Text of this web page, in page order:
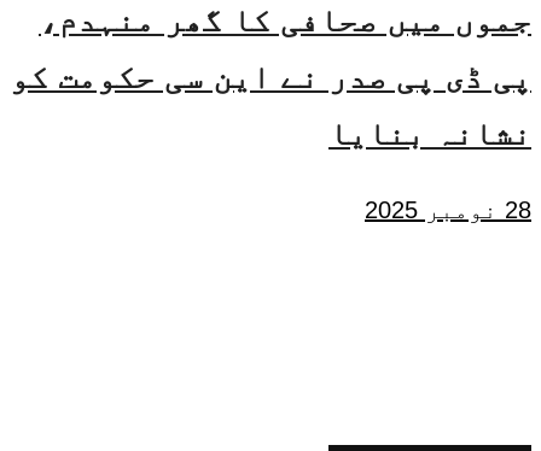
جموں میں صحافی کا گھر منہدم،
پی ڈی پی صدر نے این سی حکومت کو
نشانہ بنایا
28 نومبر 2025